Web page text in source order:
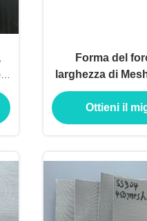
Forma del
larghezza di
Shape
Ottieni il